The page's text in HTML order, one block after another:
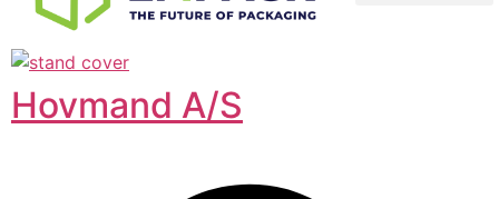
Hovmand A/S